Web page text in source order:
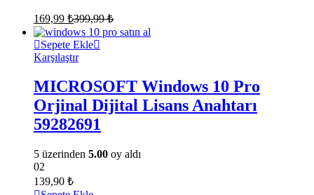
169,99 ₺399,99₺
Sepete Ekle
Karşılaştır
MICROSOFT Windows 10 Pro
Orjinal Dijital Lisans Anahtarı
59282691
5 üzerinden 5.00 oy aldı
02
139,90 ₺